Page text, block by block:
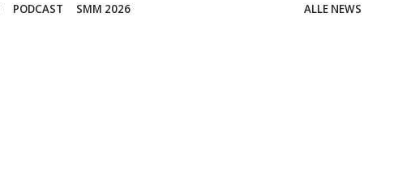
PODCAST SMM 2026 ALLE NEWS